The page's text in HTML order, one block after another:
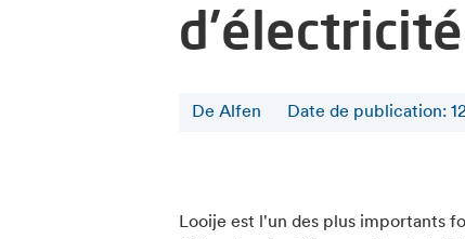
De Alfen Date de publication:
Looije est l'un des plus importants